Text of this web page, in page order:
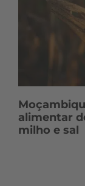
alimentar
milho e sal